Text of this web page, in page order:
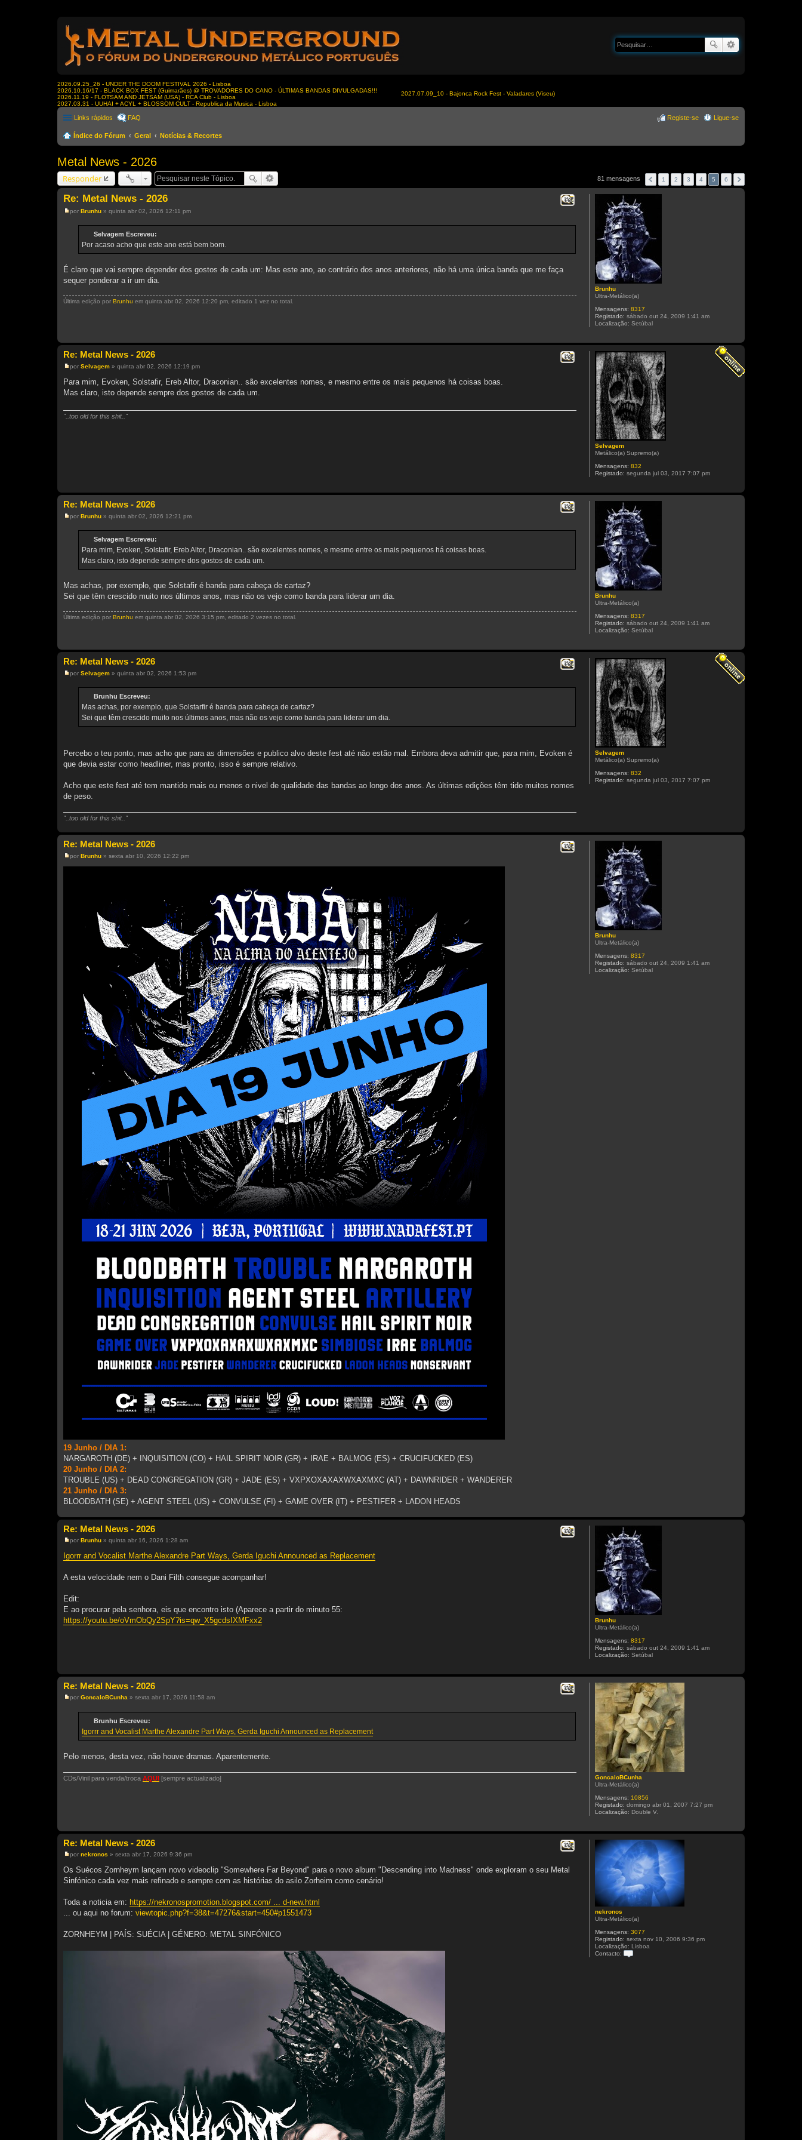
2026.09.25_26 - UNDER THE DOOM FESTIVAL 2026 - Lisboa
2026.10.16/17 - BLACK BOX FEST (Guimarães) @ TROVADORES DO CANO - ÚLTIMAS BANDAS DIVULGADAS!!!
2026.11.19 - FLOTSAM AND JETSAM (USA) - RCA Club - Lisboa
2027.03.31 - UUHAI + ACYL + BLOSSOM CULT - Republica da Musica - Lisboa
2027.07.09_10 - Bajonca Rock Fest - Valadares (Viseu)
Links rápidos FAQ Ligue-se
Registe-se
Índice do Fórum Geral Notícias & Recortes
Metal News - 2026
Responder 81 mensagens 1 2 3 4 5 6
Brunhu
Ultra-Metálico(a)
Mensagens: 8317
Registado: sábado out 24, 2009 1:41 am
Localização: Setúbal
Re: Metal News - 2026 Citar
M
por Brunhu » quinta abr 02, 2026 12:11 pm
Selvagem Escreveu:
Por acaso acho que este ano está bem bom.
É claro que vai sempre depender dos gostos de cada um: Mas este ano, ao contrário dos anos anteriores, não há uma única banda que me faça
sequer ponderar a ir um dia.
Última edição por Brunhu em quinta abr 02, 2026 12:20 pm, editado 1 vez no total.
Selvagem
Metálico(a) Supremo(a)
Mensagens: 832
Registado: segunda jul 03, 2017 7:07 pm
Re: Metal News - 2026 Citar
M
n
s
e
por Selvagem » quinta abr 02, 2026 12:19 pm
Para mim, Evoken, Solstafir, Ereb Altor, Draconian.. são excelentes nomes, e mesmo entre os mais pequenos há coisas boas.
Mas claro, isto depende sempre dos gostos de cada um.
"..too old for this shit.."
Brunhu
Ultra-Metálico(a)
Mensagens: 8317
Registado: sábado out 24, 2009 1:41 am
Localização: Setúbal
Re: Metal News - 2026 Citar
M
por Brunhu » quinta abr 02, 2026 12:21 pm
Selvagem Escreveu:
Para mim, Evoken, Solstafir, Ereb Altor, Draconian.. são excelentes nomes, e mesmo entre os mais pequenos há coisas boas.
Mas claro, isto depende sempre dos gostos de cada um.
Mas achas, por exemplo, que Solstafir é banda para cabeça de cartaz?
Sei que têm crescido muito nos últimos anos, mas não os vejo como banda para liderar um dia.
Última edição por Brunhu em quinta abr 02, 2026 3:15 pm, editado 2 vezes no total.
Selvagem
Metálico(a) Supremo(a)
Mensagens: 832
Registado: segunda jul 03, 2017 7:07 pm
Re: Metal News - 2026 Citar
M
por Selvagem » quinta abr 02, 2026 1:53 pm
Brunhu Escreveu:
Mas achas, por exemplo, que Solstarfir é banda para cabeça de cartaz?
Sei que têm crescido muito nos últimos anos, mas não os vejo como banda para liderar um dia.
Percebo o teu ponto, mas acho que para as dimensões e publico alvo deste fest até não estão mal. Embora deva admitir que, para mim, Evoken é
que devia estar como headliner, mas pronto, isso é sempre relativo.
Acho que este fest até tem mantido mais ou menos o nivel de qualidade das bandas ao longo dos anos. As últimas edições têm tido muitos nomes
de peso.
"..too old for this shit.."
Brunhu
Ultra-Metálico(a)
Mensagens: 8317
Registado: sábado out 24, 2009 1:41 am
Localização: Setúbal
Re: Metal News - 2026 Citar
M
e
por Brunhu » sexta abr 10, 2026 12:22 pm
19 Junho / DIA 1:
NARGAROTH (DE) + INQUISITION (CO) + HAIL SPIRIT NOIR (GR) + IRAE + BALMOG (ES) + CRUCIFUCKED (ES)
20 Junho / DIA 2:
TROUBLE (US) + DEAD CONGREGATION (GR) + JADE (ES) + VXPXOXAXAXWXAXMXC (AT) + DAWNRIDER + WANDERER
21 Junho / DIA 3:
BLOODBATH (SE) + AGENT STEEL (US) + CONVULSE (FI) + GAME OVER (IT) + PESTIFER + LADON HEADS
Brunhu
Ultra-Metálico(a)
Mensagens: 8317
Registado: sábado out 24, 2009 1:41 am
Localização: Setúbal
Re: Metal News - 2026 Citar
e
n
a
g
m
por Brunhu » quinta abr 16, 2026 1:28 am
Igorrr and Vocalist Marthe Alexandre Part Ways, Gerda Iguchi Announced as Replacement
A esta velocidade nem o Dani Filth consegue acompanhar!
Edit:
E ao procurar pela senhora, eis que encontro isto (Aparece a partir do minuto 55:
https://youtu.be/oVmObQy2SpY?is=qw_X5gcdsIXMFxx2
GoncaloBCunha
Ultra-Metálico(a)
Mensagens: 10856
Registado: domingo abr 01, 2007 7:27 pm
Localização: Double V.
Re: Metal News - 2026 Citar
m
por GoncaloBCunha » sexta abr 17, 2026 11:58 am
Brunhu Escreveu:
Igorrr and Vocalist Marthe Alexandre Part Ways, Gerda Iguchi Announced as Replacement
Pelo menos, desta vez, não houve dramas. Aparentemente.
CDs/Vinil para venda/troca AQUI [sempre actualizado]
nekronos
Ultra-Metálico(a)
Mensagens: 3077
Registado: sexta nov 10, 2006 9:36 pm
Localização: Lisboa
Contacto:
Re: Metal News - 2026 Citar
e
n
s
e
m
por nekronos » sexta abr 17, 2026 9:36 pm
Os Suécos Zornheym lançam novo videoclip "Somewhere Far Beyond" para o novo album "Descending into Madness" onde exploram o seu Metal
Sinfónico cada vez mais refinado e sempre com as histórias do asilo Zorheim como cenário!
Toda a noticia em: https://nekronospromotion.blogspot.com/ ... d-new.html
... ou aqui no forum: viewtopic.php?f=38&t=47276&start=450#p1551473
ZORNHEYM | PAÍS: SUÉCIA | GÉNERO: METAL SINFÓNICO